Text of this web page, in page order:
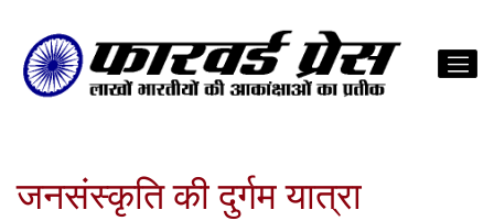
जनसंस्कृति की दुर्गम यात्रा